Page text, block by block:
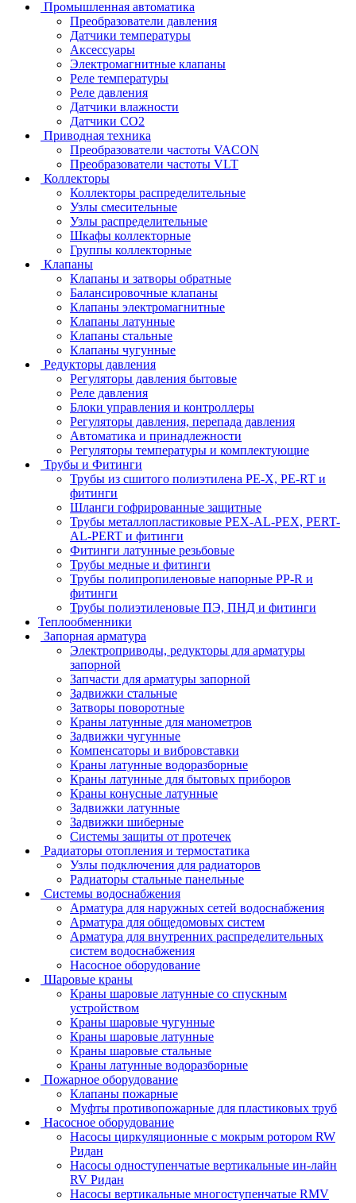
Промышленная автоматика
Преобразователи давления
Датчики температуры
Аксессуары
Электромагнитные клапаны
Реле температуры
Реле давления
Датчики влажности
Датчики CO2
Приводная техника
Преобразователи частоты VACON
Преобразователи частоты VLT
Коллекторы
Коллекторы распределительные
Узлы смесительные
Узлы распределительные
Шкафы коллекторные
Группы коллекторные
Клапаны
Клапаны и затворы обратные
Балансировочные клапаны
Клапаны электромагнитные
Клапаны латунные
Клапаны стальные
Клапаны чугунные
Редукторы давления
Регуляторы давления бытовые
Реле давления
Блоки управления и контроллеры
Регуляторы давления, перепада давления
Автоматика и принадлежности
Регуляторы температуры и комплектующие
Трубы и Фитинги
Трубы из сшитого полиэтилена PE-X, PE-RT и
фитинги
Шланги гофрированные защитные
Трубы металлопластиковые PEX-AL-PEX, PERT-
AL-PERT и фитинги
Фитинги латунные резьбовые
Трубы медные и фитинги
Трубы полипропиленовые напорные PP-R и
фитинги
Трубы полиэтиленовые ПЭ, ПНД и фитинги
Теплообменники
Запорная арматура
Электроприводы, редукторы для арматуры
запорной
Запчасти для арматуры запорной
Задвижки стальные
Затворы поворотные
Краны латунные для манометров
Задвижки чугунные
Компенсаторы и вибровставки
Краны латунные водоразборные
Краны латунные для бытовых приборов
Краны конусные латунные
Задвижки латунные
Задвижки шиберные
Системы защиты от протечек
Радиаторы отопления и термостатика
Узлы подключения для радиаторов
Радиаторы стальные панельные
Системы водоснабжения
Арматура для наружных сетей водоснабжения
Арматура для общедомовых систем
Арматура для внутренних распределительных
систем водоснабжения
Насосное оборудование
Шаровые краны
Краны шаровые латунные со спускным
устройством
Краны шаровые чугунные
Краны шаровые латунные
Краны шаровые стальные
Краны латунные водоразборные
Пожарное оборудование
Клапаны пожарные
Муфты противопожарные для пластиковых труб
Насосное оборудование
Насосы циркуляционные с мокрым ротором RW
Ридан
Насосы одноступенчатые вертикальные ин-лайн
RV Ридан
Насосы вертикальные многоступенчатые RMV